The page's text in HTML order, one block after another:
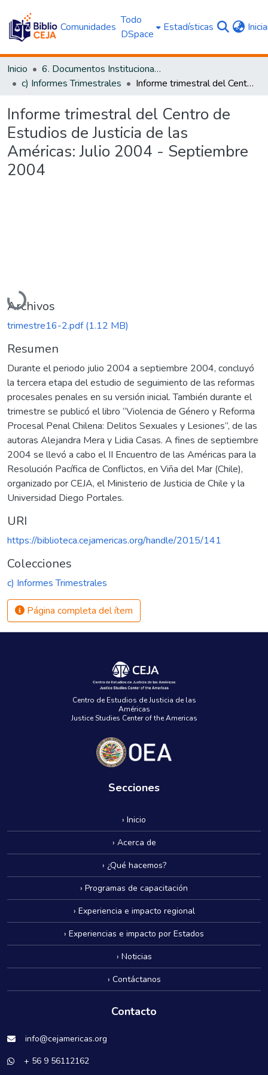
Comunidades
Todo
DSpace
Estadísticas
Inicio
6. Documentos Institucionales CEJA
c) Informes Trimestrales
Informe trimestral del Centro de Estudios de Justicia de las Américas: Julio 2004 - Septiembre 2004
Informe trimestral del Centro de
Estudios de Justicia de las
Américas: Julio 2004 - Septiembre
2004
Cargando...
Archivos
trimestre16-2.pdf(1.12 MB)
Resumen
Durante el periodo julio 2004 a septiembre 2004, concluyó
la tercera etapa del estudio de seguimiento de las reformas
procesales penales en su versión inicial. También durante el
trimestre se publicó el libro “Violencia de Género y Reforma
Procesal Penal Chilena: Delitos Sexuales y Lesiones”, de las
autoras Alejandra Mera y Lidia Casas. A fines de septiembre
2004 se llevó a cabo el II Encuentro de las Américas para la
Resolución Pacífica de Conflictos, en Viña del Mar (Chile),
organizado por CEJA, el Ministerio de Justicia de Chile y la
Universidad Diego Portales.
URI
https://biblioteca.cejamericas.org/handle/2015/141
Colecciones
c) Informes Trimestrales
Página completa del ítem
Centro de Estudios de Justicia de las
Américas
Justice Studies Center of the Americas
Secciones
› Inicio
› Acerca de
› ¿Qué hacemos?
› Programas de capacitación
› Experiencia e impacto regional
› Experiencias e impacto por Estados
› Noticias
› Contáctanos
Contacto
info@cejamericas.org
+ 56 9 56112162